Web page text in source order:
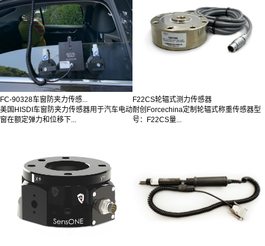
FC-90328车窗防夹力传感...
美国HISDI车窗防夹力传感器用于汽车电动
窗在额定弹力和位移下...
F22CS轮辐式测力传感器
耐创Forcechina定制轮辐式称重传感器型
号：F22CS量...